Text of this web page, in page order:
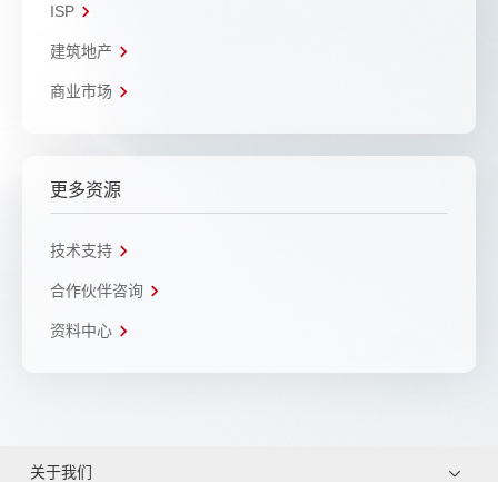
ISP
建筑地产
商业市场
更多资源
技术支持
合作伙伴咨询
资料中心
关于我们